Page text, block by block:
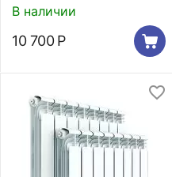
В наличии
10 700 Р